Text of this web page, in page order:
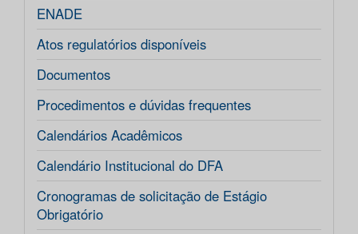
ENADE
Atos regulatórios disponíveis
Documentos
Procedimentos e dúvidas frequentes
Calendários Acadêmicos
Calendário Institucional do DFA
Cronogramas de solicitação de Estágio
Obrigatório